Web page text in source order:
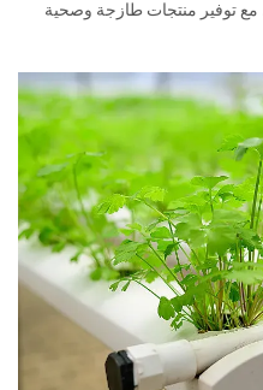
مع توفير منتجات طازجة وصحية